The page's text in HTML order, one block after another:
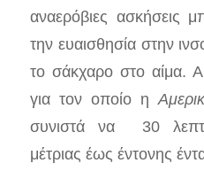
αναερόβιες ασκήσεις
την ευαισθησία στην
το σάκχαρο στο αίμα.
για τον οποίο η
συνιστά να 30
μέτριας έως έντονης